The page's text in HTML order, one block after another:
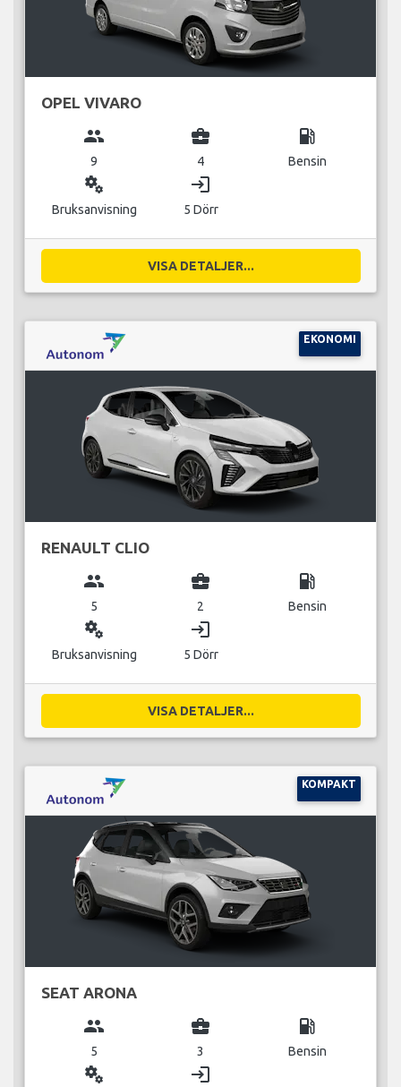
OPEL VIVARO
group
9
business_center
4
local_gas_station
Bensin
miscellaneous_services
Bruksanvisning
login
5 Dörr
VISA DETALJER...
EKONOMI
RENAULT CLIO
group
5
business_center
2
local_gas_station
Bensin
miscellaneous_services
Bruksanvisning
login
5 Dörr
VISA DETALJER...
KOMPAKT
SEAT ARONA
group
5
business_center
3
local_gas_station
Bensin
miscellaneous_services login